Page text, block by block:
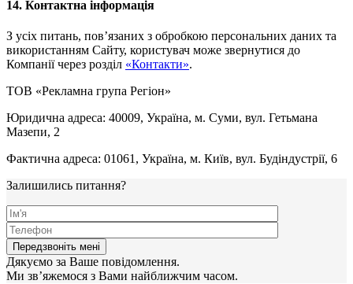
14. Контактна інформація
З усіх питань, пов’язаних з обробкою персональних даних та
використанням Сайту, користувач може звернутися до
Компанії через розділ «Контакти».
ТОВ «Рекламна група Регіон»
Юридична адреса: 40009, Україна, м. Суми, вул. Гетьмана
Мазепи, 2
Фактична адреса: 01061, Україна, м. Київ, вул. Будіндустрії, 6
Залишились питання?
Дякуємо за Ваше повідомлення.
Ми зв’яжемося з Вами найближчим часом.